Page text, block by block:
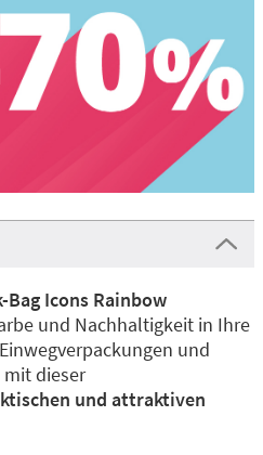
Bag Icons Rainbow
und Nachhaltigkeit in Ihre
und
mit dieser
und attraktiven